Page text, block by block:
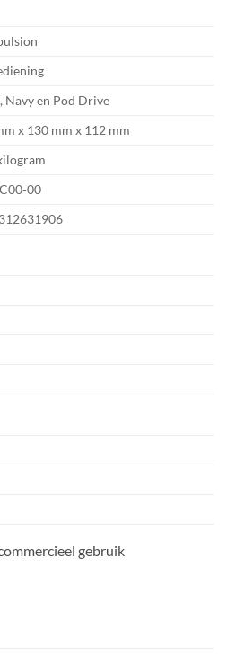
Navy en Pod Drive
x 130 mm x 112 mm
00
gebruik